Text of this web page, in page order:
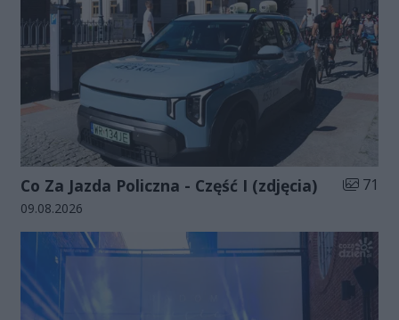
Co Za Jazda Policzna - Część I (zdjęcia) Liczba
71
Data dodania galerii:
09.08.2026